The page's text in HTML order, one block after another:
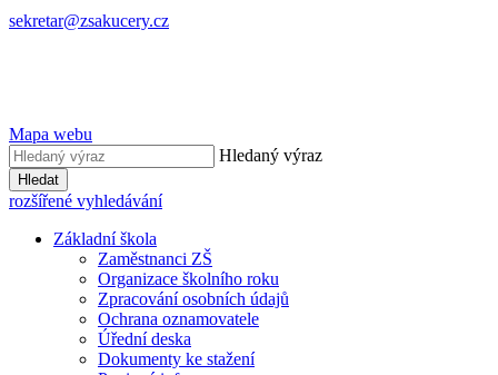
sekretar@zsakucery.cz
Mapa webu
Hledaný výraz
Hledat
rozšířené vyhledávání
Základní škola
Zaměstnanci ZŠ
Organizace školního roku
Zpracování osobních údajů
Ochrana oznamovatele
Úřední deska
Dokumenty ke stažení